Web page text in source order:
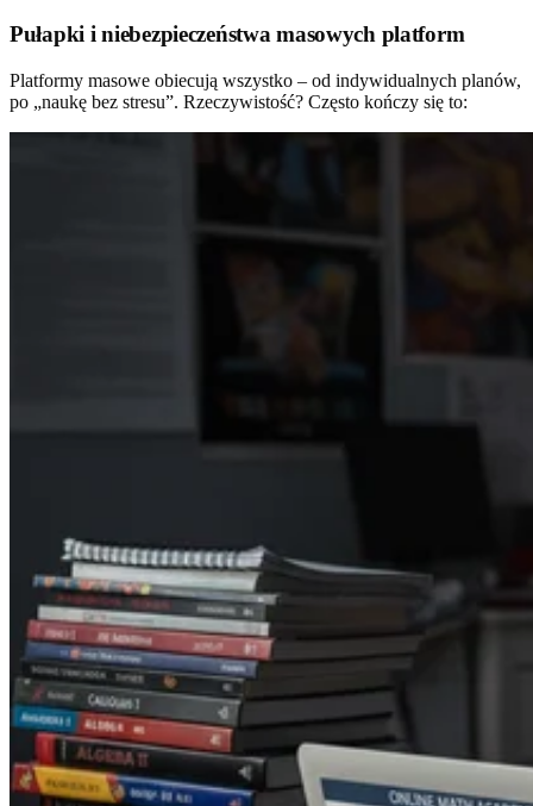
Pułapki i niebezpieczeństwa masowych platform
Platformy masowe obiecują wszystko – od indywidualnych planów,
po „naukę bez stresu”. Rzeczywistość? Często kończy się to: